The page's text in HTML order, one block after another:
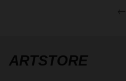
←
ARTSTORE